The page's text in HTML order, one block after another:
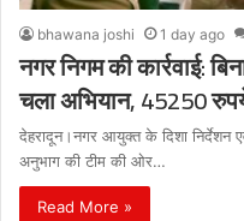
bhawana joshi 1 day ago
नगर निगम की कार्रवाई:
चला अभियान, 45250
देहरादून।नगर आयुक्त के दिशा
अनुभाग की टीम की ओर…
Read More »